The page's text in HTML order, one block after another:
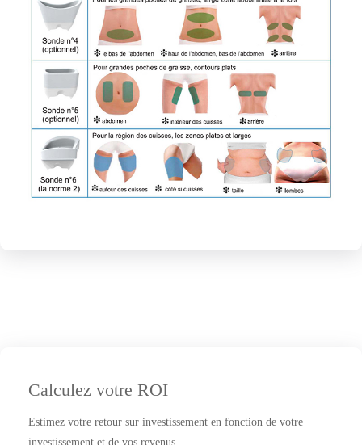
Calculez votre ROI
Estimez votre retour sur investissement en fonction de votre
investissement et de vos revenus.